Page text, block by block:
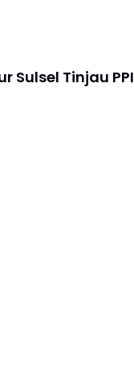
Sulsel Tinjau PPI